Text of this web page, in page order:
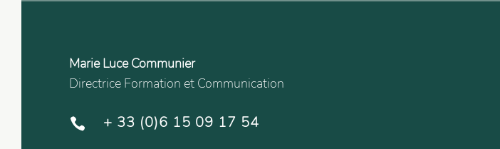
Marie Luce Communier
Directrice Formation et Communication
 + 33 (0)6 15 09 17 54